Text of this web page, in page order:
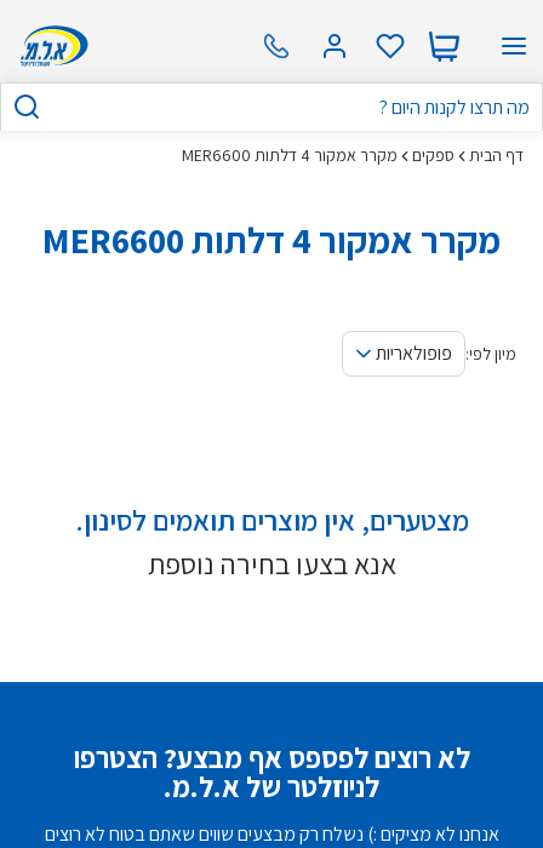
דף הבית ספקים מקרר אמקור 4 דלתות MER6600
מקרר אמקור 4 דלתות MER6600
מיון לפי: פופולאריות
מצטערים, אין מוצרים תואמים לסינון.
אנא בצעו בחירה נוספת
לא רוצים לפספס אף מבצע? הצטרפו
לניוזלטר של א.ל.מ.
אנחנו לא מציקים :) נשלח רק מבצעים שווים שאתם בטוח לא רוצים